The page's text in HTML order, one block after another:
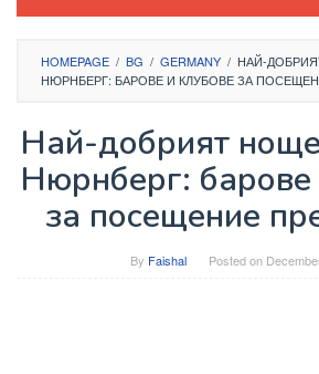
HOMEPAGE / BG / GERMANY / НАЙ-
НЮРНБЕРГ: БАРОВЕ И КЛУБОВЕ ЗА
Най-добрият
Нюрнберг: барове
за посещение
By Faishal Posted on